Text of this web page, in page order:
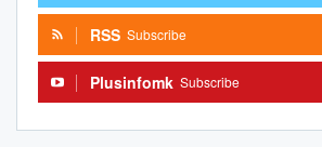
RSS Subscribe
Plusinfomk Subscribe